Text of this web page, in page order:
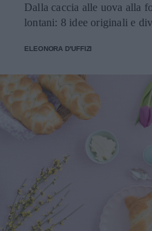
Dalla caccia alle uova alla
lontani: 8 idee originali e
ELEONORA D'UFFIZI